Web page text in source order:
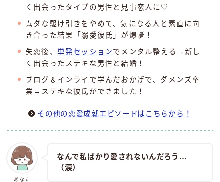
く出会ったタイプの男性と見事恋人に♡
ムダな駆け引きをやめて、気になる人と素直に向
き合った結果「溺愛彼氏」が爆誕！
失恋後、 単発セッションでメンタル整える→新し
く出会ったステキな男性と結婚！
ブログ＆インライで学んだおかげで、ダメンズ卒
業→ステキな彼氏ができました！
その他の恋愛成就エピソードはこちらから！
あなた
なんで私ばかり愛されないんだろう…
（涙）